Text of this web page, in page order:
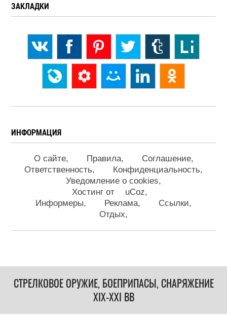
ЗАКЛАДКИ
ИНФОРМАЦИЯ
О сайте Правила
Соглашение
Ответственность
Конфиденциальность
Уведомление о cookies
Хостинг от
uCoz
Информеры
Реклама
Ссылки
Отдых
СТРЕЛКОВОЕ ОРУЖИЕ, БОЕПРИПАСЫ, СНАРЯЖЕНИЕ
XIX-XXI ВВ